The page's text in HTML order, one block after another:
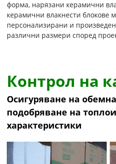
форма, нарязани керамични
керамични влакнести блокове
персонализирани и
различни размери според
Контрол на
Осигуряване на
подобряване на
характеристики